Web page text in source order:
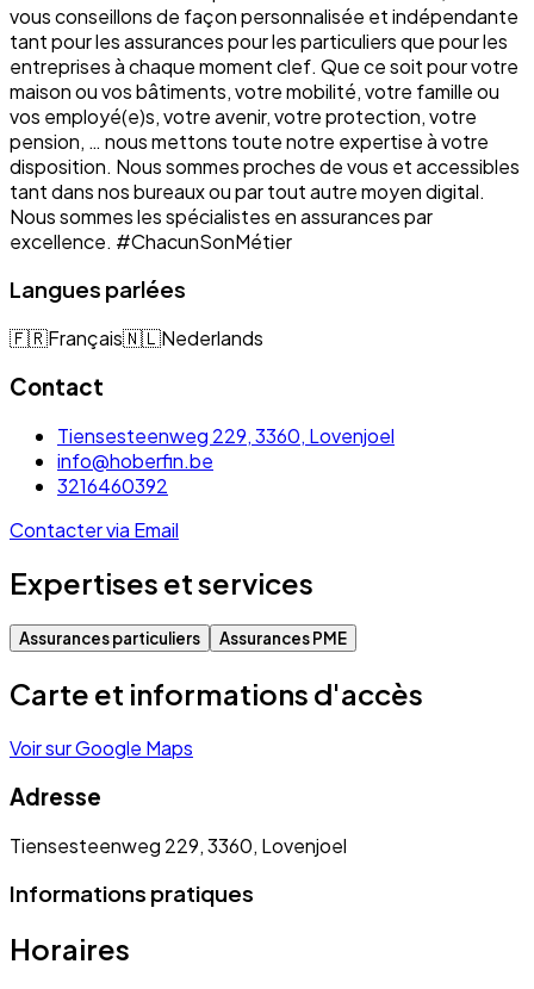
vous conseillons de façon personnalisée et indépendante
tant pour les assurances pour les particuliers que pour les
entreprises à chaque moment clef. Que ce soit pour votre
maison ou vos bâtiments, votre mobilité, votre famille ou
vos employé(e)s, votre avenir, votre protection, votre
pension, … nous mettons toute notre expertise à votre
disposition. Nous sommes proches de vous et accessibles
tant dans nos bureaux ou par tout autre moyen digital.
Nous sommes les spécialistes en assurances par
excellence. #ChacunSonMétier
Langues parlées
🇫🇷Français🇳🇱Nederlands
Contact
Tiensesteenweg 229, 3360, Lovenjoel
info@hoberfin.be
3216460392
Contacter via Email
Expertises et services
Assurances particuliers Assurances PME
Carte et informations d'accès
Voir sur Google Maps
Adresse
Tiensesteenweg 229, 3360, Lovenjoel
Informations pratiques
Horaires